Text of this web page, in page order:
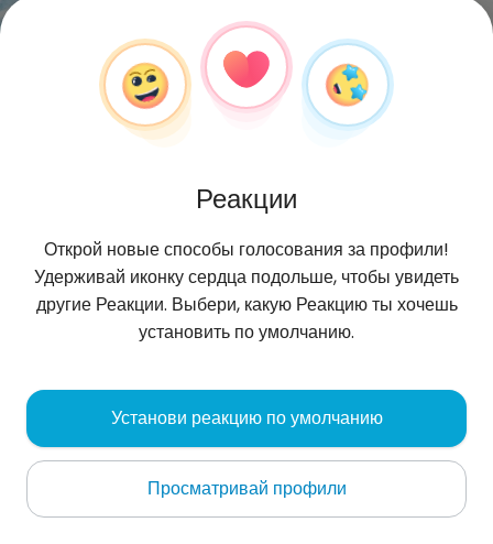
Asad , 30
Dubai
live Always be happy
Реакции
Открой новые способы голосования за профили!
Удерживай иконку сердца подольше, чтобы увидеть
другие Реакции. Выбери, какую Реакцию ты хочешь
установить по умолчанию.
Установи реакцию по умолчанию
Просматривай профили